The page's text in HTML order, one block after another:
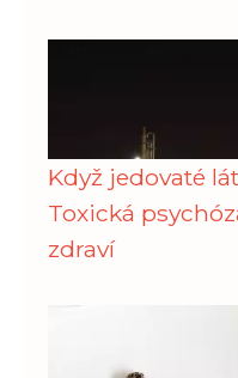
Když jedovaté
Toxická
zdraví